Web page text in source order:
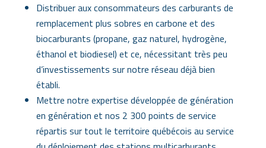
Distribuer aux consommateurs des carburants de
remplacement plus sobres en carbone et des
biocarburants (propane, gaz naturel, hydrogène,
éthanol et biodiesel) et ce, nécessitant très peu
d’investissements sur notre réseau déjà bien
établi.
Mettre notre expertise développée de génération
en génération et nos 2 300 points de service
répartis sur tout le territoire québécois au service